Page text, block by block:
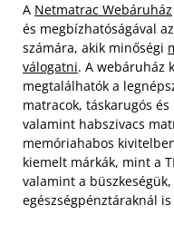
A Netmatrac Webáruház
és megbízhatóságával
számára, akik minőségi
válogatni. A webáruház
megtalálhatók a
matracok, táskarugós
valamint habszivacs
memóriahabos
kiemelt márkák, mint a
valamint a
egészségpénztáraknál